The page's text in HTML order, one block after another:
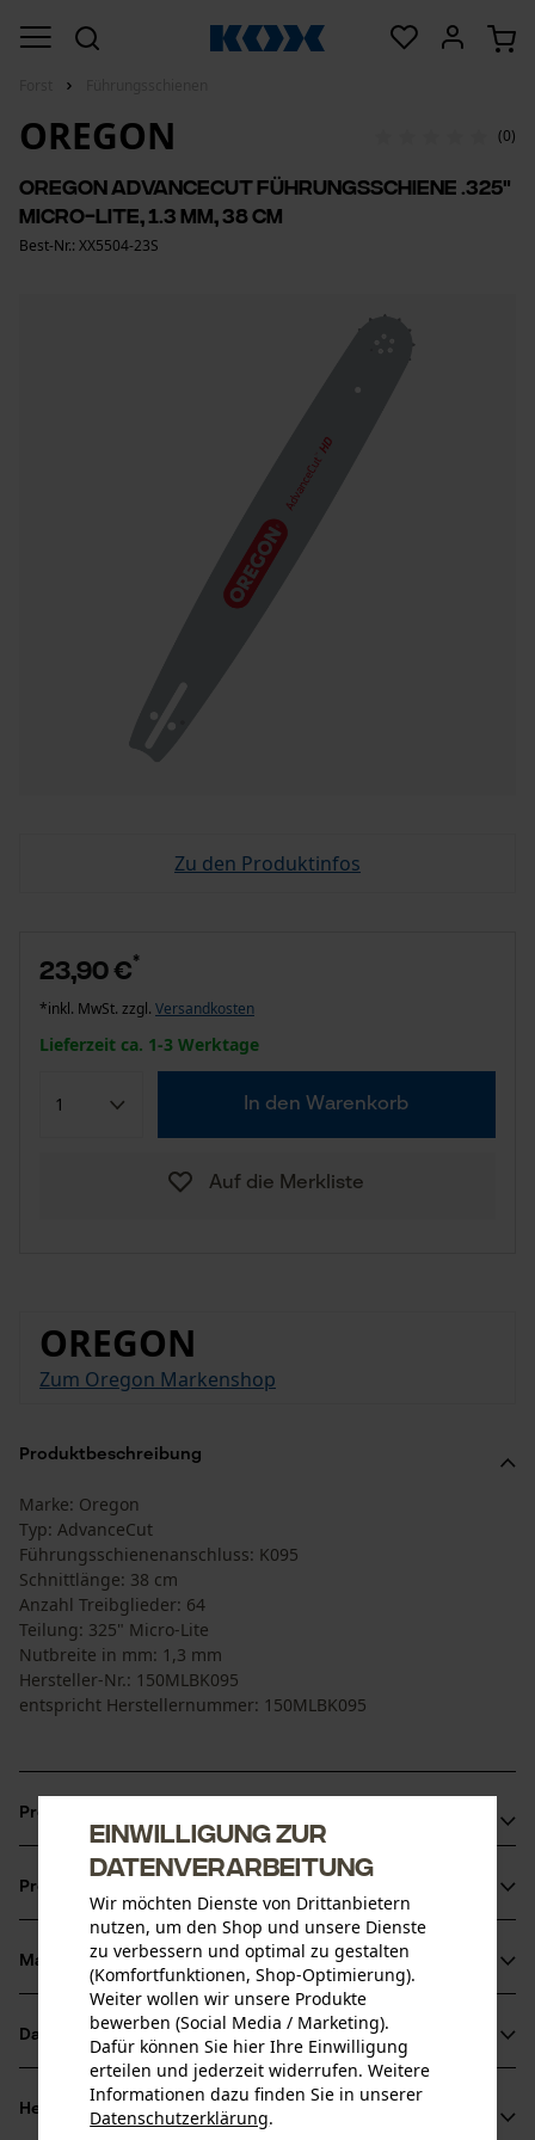
OREGON (0)
Oregon AdvanceCut Führungsschiene .325"
Micro-Lite, 1.3 mm, 38 cm
Best-Nr.: XX5504-23S
Zu den Produktinfos
23,90 €*
*inkl. MwSt. zzgl. Versandkosten
Lieferzeit ca. 1-3 Werktage
In den Warenkorb
Auf die Merkliste
OREGON
Zum Oregon Markenshop
Produktbeschreibung
Marke: Oregon
Typ: AdvanceCut
Führungsschienenanschluss: K095
Schnittlänge: 38 cm
Anzahl Treibglieder: 64
Teilung: 325" Micro-Lite
Nutbreite in mm: 1,3 mm
Hersteller-Nr.: 150MLBK095
entspricht Herstellernummer: 150MLBK095
Produktvorteile
Für eine höhere Schnittleistung und eine längere
Lebensdauer von Schiene und Kette dank einer Sperre, die
das Schmiermittel dort hält, wo es gebraucht wird
Ideal für die Landschafts- und Grundstückspflege,
Baumschulen, Landwirte, Brennholz, den Bau/Abriss,
öffentliche Arbeiten und die Feuerwehr
Spitze mit mehreren Nieten und kleinem Radius, hilft
Rückschlag-Energie zu verringern
Produktinformationen
Produktdetails
Aktivitätstyp
Material & Pflege
Material
Hauptmaterial
Datenblätter
Herstellerdatenblatt (PDF)
Herstellerinformationen
Einwilligung zur
Datenverarbeitung
Wir möchten Dienste von Drittanbietern
nutzen, um den Shop und unsere Dienste
zu verbessern und optimal zu gestalten
(Komfortfunktionen, Shop-Optimierung).
Weiter wollen wir unsere Produkte
bewerben (Social Media / Marketing).
Dafür können Sie hier Ihre Einwilligung
erteilen und jederzeit widerrufen. Weitere
Informationen dazu finden Sie in unserer
Datenschutzerklärung.